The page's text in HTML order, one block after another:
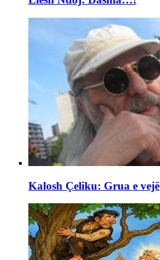
Kalosh Çeliku: Grua e vejë